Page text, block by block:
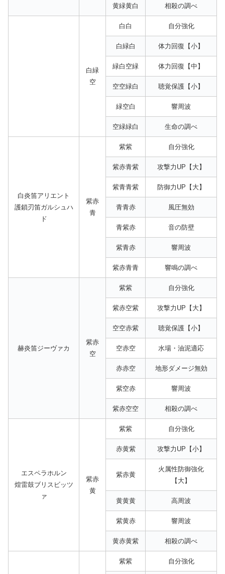
黄緑黄白 相殺の調べ
白緑
空
白白 自分強化
白緑白 体力回復【小】
緑白空緑 体力回復【中】
空空緑白 聴覚保護【小】
緑空白 響周波
空緑緑白 生命の調べ
白炎笛アリエント
護鎖刃笛ガルシュハ
ド
紫赤
青
紫紫 自分強化
紫赤青紫 攻撃力UP【大】
紫青青紫 防御力UP【大】
青青赤 風圧無効
青紫赤 音の防壁
紫青赤 響周波
紫赤青青 響鳴の調べ
赫炎笛ジーヴァカ
紫赤
空
紫紫 自分強化
紫赤空紫 攻撃力UP【大】
空空赤紫 聴覚保護【小】
空赤空 水場・油泥適応
赤赤空 地形ダメージ無効
紫空赤 響周波
紫赤空空 相殺の調べ
エスペラホルン
煌雷鼓ブリスビッツ
ァ
紫赤
黄
紫紫 自分強化
赤黄紫 攻撃力UP【小】
紫赤黄
火属性防御強化
【大】
黄黄黄 高周波
紫黄赤 響周波
黄赤黄紫 相殺の調べ
紫紫 自分強化